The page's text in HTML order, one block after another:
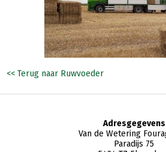
<< Terug naar Ruwvoeder
Adresgegevens
Van de Wetering
Paradijs 75